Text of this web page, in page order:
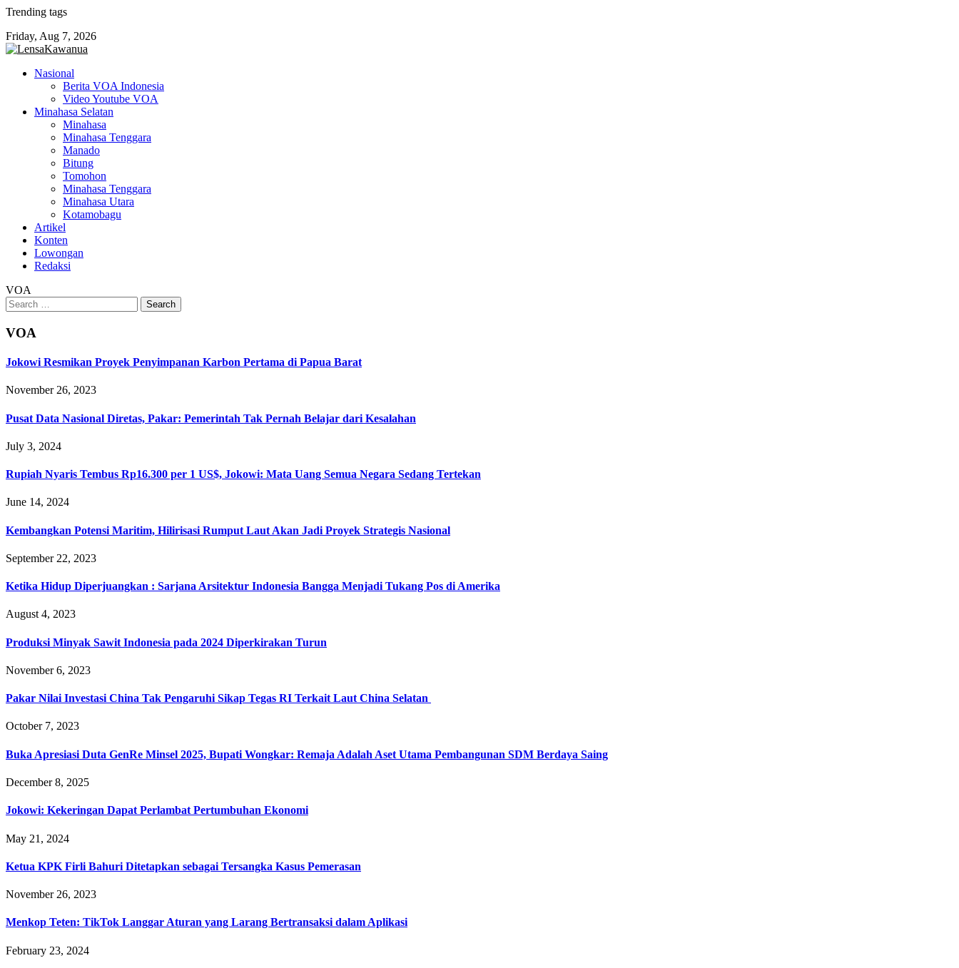
Skip
content
Trending tags
Friday, Aug 7, 2026
Nasional
Berita VOA Indonesia
Video Youtube VOA
Minahasa Selatan
Minahasa
Minahasa Tenggara
Manado
Bitung
Tomohon
Minahasa Tenggara
Minahasa Utara
Kotamobagu
Artikel
Konten
Lowongan
Redaksi
VOA
Search
for:
VOA
Jokowi Resmikan Proyek Penyimpanan Karbon Pertama di Papua Barat
November 26, 2023
Pusat Data Nasional Diretas, Pakar: Pemerintah Tak Pernah Belajar dari Kesalahan
July 3, 2024
Rupiah Nyaris Tembus Rp16.300 per 1 US$, Jokowi: Mata Uang Semua Negara Sedang Tertekan
June 14, 2024
Kembangkan Potensi Maritim, Hilirisasi Rumput Laut Akan Jadi Proyek Strategis Nasional
September 22, 2023
Ketika Hidup Diperjuangkan : Sarjana Arsitektur Indonesia Bangga Menjadi Tukang Pos di Amerika
August 4, 2023
Produksi Minyak Sawit Indonesia pada 2024 Diperkirakan Turun
November 6, 2023
Pakar Nilai Investasi China Tak Pengaruhi Sikap Tegas RI Terkait Laut China Selatan
October 7, 2023
Buka Apresiasi Duta GenRe Minsel 2025, Bupati Wongkar: Remaja Adalah Aset Utama Pembangunan SDM Berdaya Saing
December 8, 2025
Jokowi: Kekeringan Dapat Perlambat Pertumbuhan Ekonomi
May 21, 2024
Ketua KPK Firli Bahuri Ditetapkan sebagai Tersangka Kasus Pemerasan
November 26, 2023
Menkop Teten: TikTok Langgar Aturan yang Larang Bertransaksi dalam Aplikasi
February 23, 2024